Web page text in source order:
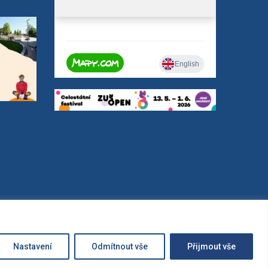
Nastavení Odmítnout vše Přijmout vše
CREATOG-SOFT